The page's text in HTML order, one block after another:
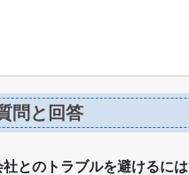
問と回答
とのトラブルを避けるに